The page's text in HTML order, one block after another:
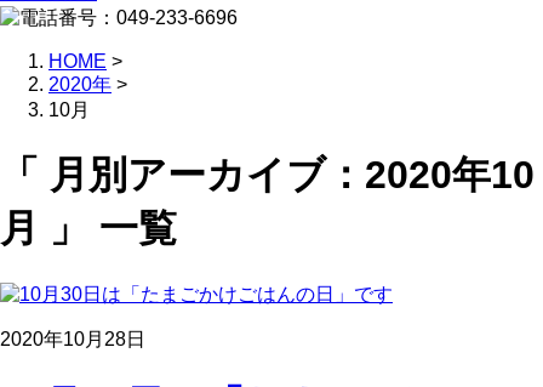
HOME >
2020年 >
10月
「 月別アーカイブ：2020年10
月 」 一覧
2020年10月28日